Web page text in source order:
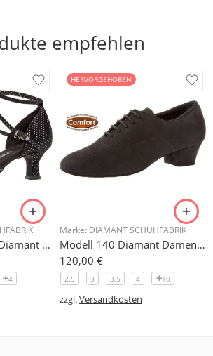
empfehlen
Damen Tanzschuh Diamant Modell 105
4
HERVORGEHOBEN
Marke: DIAMANT SCHUHFABRIK
Modell 140 Diamant Damen Trainerschuh Microfaser 3,7 cm
120,00 €
2.5 3 3.5 4 10
zzgl.Versandkosten